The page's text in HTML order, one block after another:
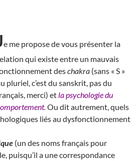
e me propose de vous présenter la
qui existe entre un mauvais
deschakra (sans « S »
pluriel, c’est du sanskrit, pas du
merci) et la psychologie du
Ou dit autrement, quels
liés au dysfonctionnement
(un des noms français pour
puisqu’il a une correspondance